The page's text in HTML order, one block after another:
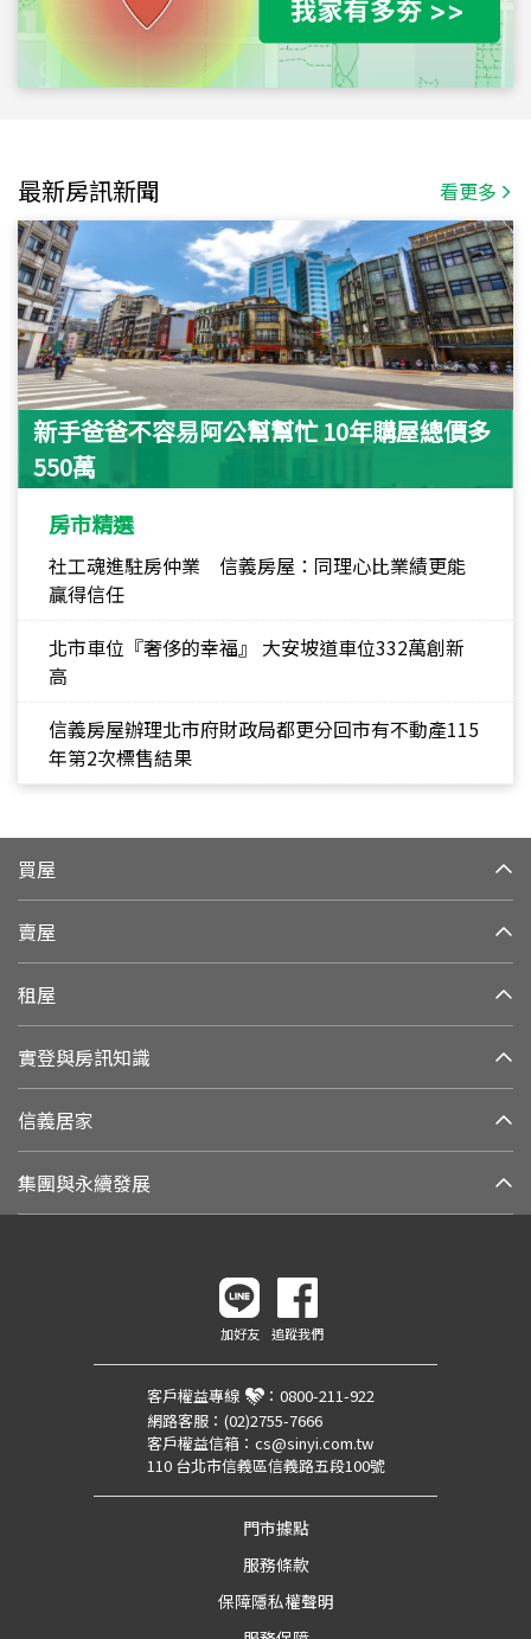
最新房訊新聞 看更多
新手爸爸不容易阿公幫幫忙 10年購屋總價多
550萬
房市精選
社工魂進駐房仲業 信義房屋：同理心比業績更能
贏得信任
北市車位『奢侈的幸福』 大安坡道車位332萬創新
高
信義房屋辦理北市府財政局都更分回市有不動產115
年第2次標售結果
買屋
賣屋
租屋
實登與房訊知識
信義居家
集團與永續發展
加好友 追蹤我們
客戶權益專線 ： 0800-211-922
網路客服： (02)2755-7666
客戶權益信箱： cs@sinyi.com.tw
110 台北市信義區信義路五段100號
門市據點
服務條款
保障隱私權聲明